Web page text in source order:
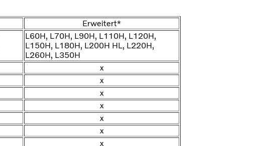
Erweitert*
L60H, L70H, L90H, L110H, L120H,
L150H, L180H, L200H HL, L220H,
L260H, L350H
x
x
x
x
x
x
x